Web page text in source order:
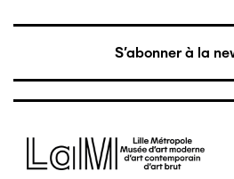
S'abonner à la
Image